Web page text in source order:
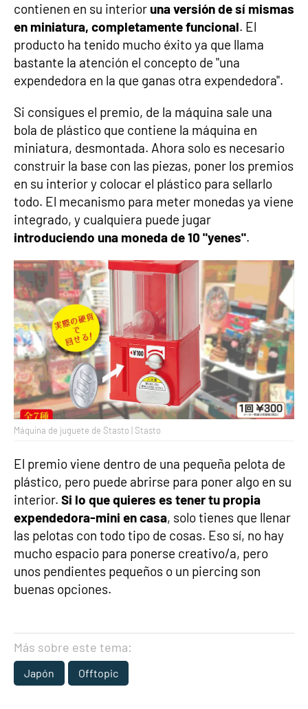
contienen en su interioruna versión de sí mismas
en miniatura, completamente funcional. El
producto ha tenido mucho éxito ya que llama
bastante la atención el concepto de "una
expendedora en la que ganas otra expendedora".
Si consigues el premio, de la máquina sale una
bola de plástico que contiene la máquina en
miniatura, desmontada. Ahora solo es necesario
construir la base con las piezas, poner los premios
en su interior y colocar el plástico para sellarlo
todo. El mecanismo para meter monedas ya viene
integrado, y cualquiera puede jugar
introduciendo una moneda de 10 "yenes".
Máquina de juguete de Stasto | Stasto
El premio viene dentro de una pequeña pelota de
plástico, pero puede abrirse para poner algo en su
interior. Si lo que quieres es tener tu propia
expendedora-mini en casa, solo tienes que llenar
las pelotas con todo tipo de cosas. Eso sí, no hay
mucho espacio para ponerse creativo/a, pero
unos pendientes pequeños o un piercing son
buenas opciones.
Más sobre este tema:
Japón Offtopic